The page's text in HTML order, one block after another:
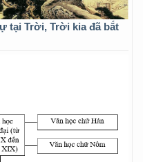
tại Trời, Trời kia đã bắt